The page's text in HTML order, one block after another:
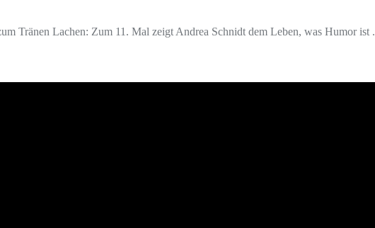
Tränen Lachen: Zum 11. Mal zeigt Andrea Schnidt dem Leben, was Humor ist .